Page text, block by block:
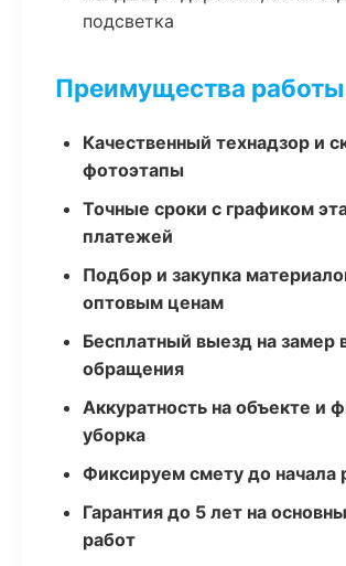
подсветка
Преимущества
Качественный технадзор и
фотоэтапы
Точные сроки с графиком
платежей
Подбор и закупка
оптовым ценам
Бесплатный выезд на замер
обращения
Аккуратность на объекте и
уборка
Фиксируем смету до начала
Гарантия до 5 лет на
работ